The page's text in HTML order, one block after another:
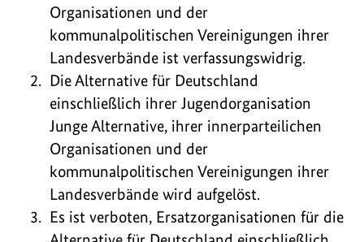
Organisationen und der
kommunalpolitischen Vereinigungen ihrer
Landesverbände ist verfassungswidrig.
Die Alternative für Deutschland
einschließlich ihrer Jugendorganisation
Junge Alternative, ihrer innerparteilichen
Organisationen und der
kommunalpolitischen Vereinigungen ihrer
Landesverbände wird aufgelöst.
Es ist verboten, Ersatzorganisationen für die